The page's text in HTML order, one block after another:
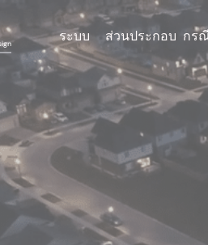
ระบบ ส่วนประกอบ กร